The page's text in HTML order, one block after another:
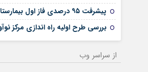
پیشرفت ۹۵ درصدی فاز اول بیمارستان آموزشی جدید دانشگاه
بررسی طرح اولیه راه اندازی مرکز
از سراسر وب